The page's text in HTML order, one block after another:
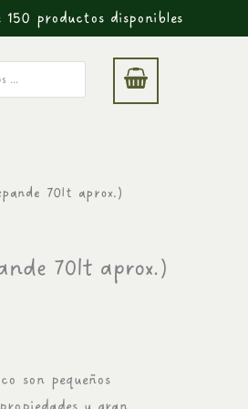
150 productos disponibles
70lt aprox.)
70lt aprox.)
son pequeños